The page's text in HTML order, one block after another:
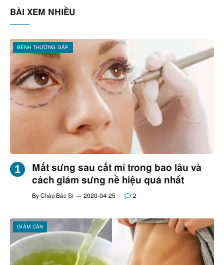
BÀI XEM NHIỀU
BỆNH THƯỜNG GẶP
Mắt sưng sau cắt mí trong bao lâu và
cách giảm sưng nề hiệu quả nhất
By Chào Bác Sĩ 2020-04-25 2
GIẢM CÂN